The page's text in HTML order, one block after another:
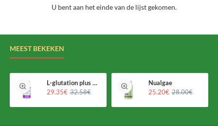
U bent aan het einde van de lijst gekomen.
MEEST BEKEKEN
L-glutation plus Holomega
29.35€ 32.58€
Nualgae
25.20€ 28.00€